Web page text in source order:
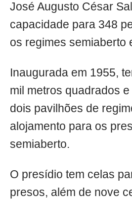
José Augusto César
capacidade para 348
os regimes semiaberto
Inaugurada em 1955,
mil metros quadrados
dois pavilhões de
alojamento para os
semiaberto.
O presídio tem celas
presos, além de nove